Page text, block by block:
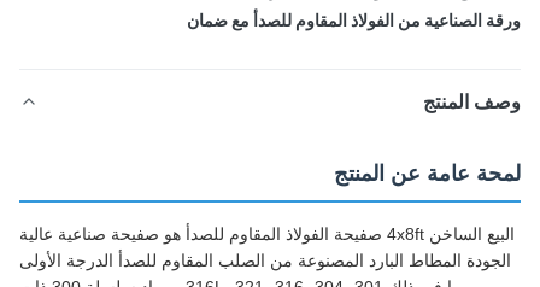
الصناعية من الفولاذ المقاوم للصدأ مع ضمان
المنتج
عامة عن المنتج
البيع الساخن 4x8ft صفيحة الفولاذ المقاوم للصدأ هو صفيحة صناعية عالية
المطاط البارد المصنوعة من الصلب المقاوم للصدأ الدرجة الأولى